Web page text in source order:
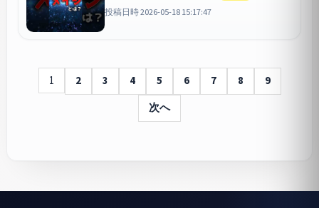
投稿日時 2026-05-18 15:17:47
1 2 3 4 5 6 7 8
9
次へ